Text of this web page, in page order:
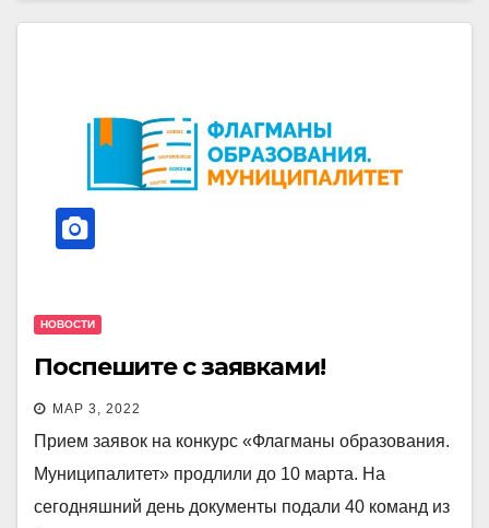
НОВОСТИ
Поспешите с заявками!
МАР 3, 2022
Прием заявок на конкурс «Флагманы образования.
Муниципалитет» продлили до 10 марта. На
сегодняшний день документы подали 40 команд из